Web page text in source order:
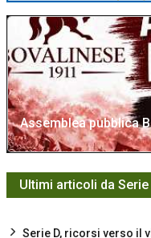
Assemblea pubblica
Ultimi articoli da Serie
Serie D, ricorsi verso il